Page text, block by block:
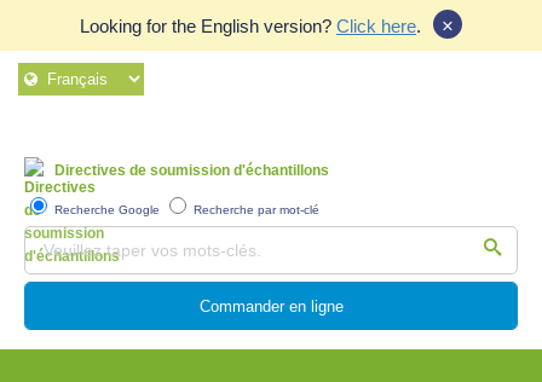
Looking for the English version? Click here. ×
Directives de soumission d'échantillons
Recherche Google Recherche par mot-clé
Commander en ligne